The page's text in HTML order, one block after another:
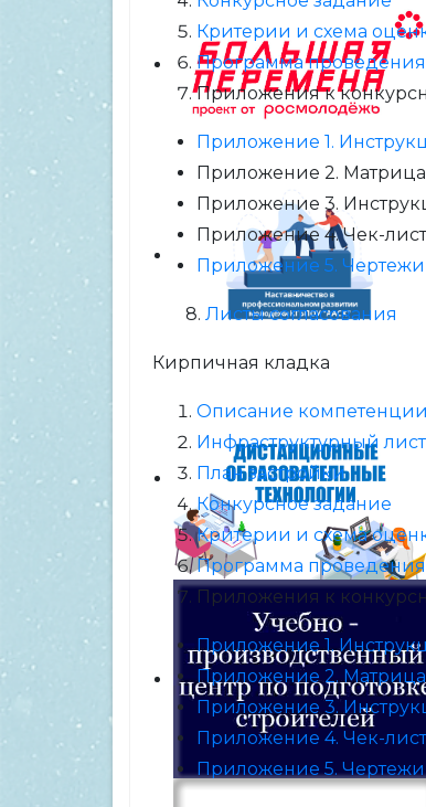
Критерии и схема
Программа проведения
Приложения к
Приложение 1.
Приложение 2. Матрица
Приложение 3.
Приложение 4. Чек-
Приложение 5. Чертежи
8. Листы согласования
Кирпичная кладка
Описание компетенции
Инфраструктурный лист
План застройки
Конкурсное задание
Критерии и схема
Программа проведения
Приложения к
Приложение 1.
Приложение 2. Матрица
Приложение 3.
Приложение 4. Чек-
Приложение 5. Чертежи